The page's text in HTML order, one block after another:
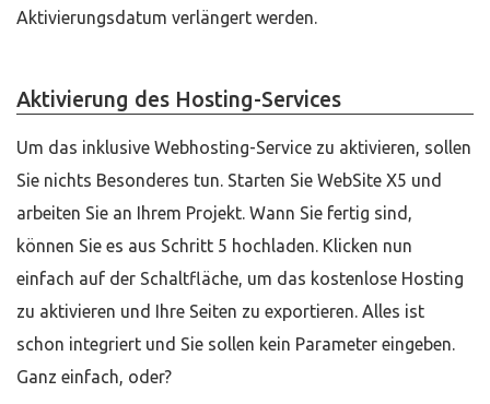
Aktivierungsdatum verlängert werden.
Aktivierung des Hosting-Services
Um das inklusive Webhosting-Service zu aktivieren, sollen
Sie nichts Besonderes tun. Starten Sie WebSite X5 und
arbeiten Sie an Ihrem Projekt. Wann Sie fertig sind,
können Sie es aus Schritt 5 hochladen. Klicken nun
einfach auf der Schaltfläche, um das kostenlose Hosting
zu aktivieren und Ihre Seiten zu exportieren. Alles ist
schon integriert und Sie sollen kein Parameter eingeben.
Ganz einfach, oder?